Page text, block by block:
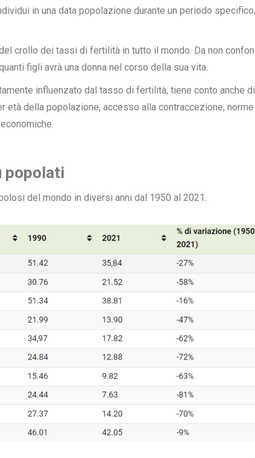
in una data popolazione durante un periodo
crollo dei tassi di fertilità in tutto il mondo. Da non
figli avrà una donna nel corso della sua vita.
influenzato dal tasso di fertilità, tiene conto anche
della popolazione, accesso alla contraccezione, norme
popolati
del mondo in diversi anni dal 1950 al 2021.